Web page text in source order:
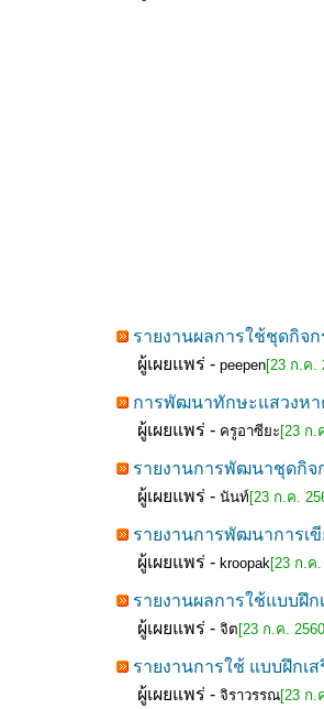
รายงานผลการใช้ชุดกิจ
ผู้เผยแพร่ - peepen[23 ก.ค.
การพัฒนาทักษะแสวงหา
ผู้เผยแพร่ - ครูอาซียะ [23 ก.
รายงานการพัฒนาชุดกิจ
ผู้เผยแพร่ - นันท์ [23 ก.ค.
รายงานการพัฒนาการเ
ผู้เผยแพร่ - kroopak[23 ก.ค.
รายงานผลการใช้แบบฝึ
ผู้เผยแพร่ - จิต [23 ก.ค.
รายงานการใช้ แบบฝึกเ
ผู้เผยแพร่ - จิราวรรณ[23 ก.